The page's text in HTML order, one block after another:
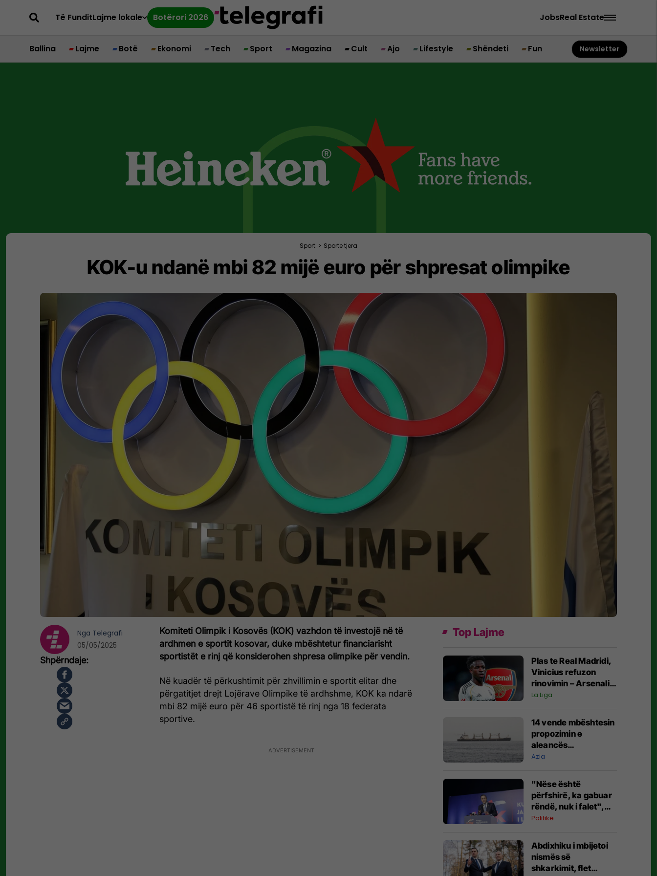
Të FunditLajme lokale Botërori 2026 JobsReal Estate
Ballina Lajme Botë Ekonomi Tech Sport Magazina Cult Ajo Lifestyle Shëndeti Fun Newsletter
Sport > Sporte tjera
​KOK-u ndanë mbi 82 mijë euro për shpresat olimpike
Komiteti Olimpik i Kosovës (KOK) vazhdon të investojë në të
ardhmen e sportit kosovar, duke mbështetur financiarisht
sportistët e rinj që konsiderohen shpresa olimpike për vendin.
Në kuadër të përkushtimit për zhvillimin e sportit elitar dhe
përgatitjet drejt Lojërave Olimpike të ardhshme, KOK ka ndarë
mbi 82 mijë euro për 46 sportistë të rinj nga 18 federata
sportive.
Nga Telegrafi
05/05/2025
Top Lajme
Plas te Real Madridi,
Vinicius refuzon
rinovimin – Arsenali
gati ofertën 140
La Liga
14 vende mbështesin
propozimin e
aleancës
shumëkombëshe të
udhëhequr nga
Arabia Saudite
Azia
"Nëse është
përfshirë, ka gabuar
rëndë, nuk i falet",
Abdixhiku i çon
Ramës
Politikë
Abdixhiku i mbijetoi
nismës së
shkarkimit, flet